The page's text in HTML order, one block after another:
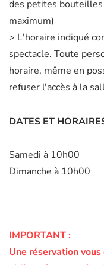
des petites
maximum)
> L'horaire indiqué
spectacle. Toute
horaire, même en
refuser l'accès à la
DATES ET
Samedi à 10h00
Dimanche à 10h00
IMPORTANT :
Une réservation